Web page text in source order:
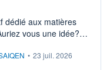
dédié aux matières
vous une idée?
• 23 juil. 2026